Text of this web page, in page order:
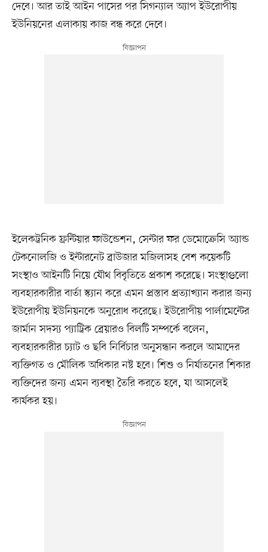
দেবে। আর তাই আইন পাসের পর সিগন্যাল অ্যাপ ইউরোপীয়
ইউনিয়নের এলাকায় কাজ বন্ধ করে দেবে।
ইলেকট্রনিক ফ্রন্টিয়ার ফাউন্ডেশন, সেন্টার ফর ডেমোক্রেসি অ্যান্ড
টেকনোলজি ও ইন্টারনেট ব্রাউজার মজিলাসহ বেশ কয়েকটি
সংস্থাও আইনটি নিয়ে যৌথ বিবৃতিতে প্রকাশ করেছে। সংস্থাগুলো
ব্যবহারকারীর বার্তা স্ক্যান করে এমন প্রস্তাব প্রত্যাখ্যান করার জন্য
ইউরোপীয় ইউনিয়নকে অনুরোধ করেছে। ইউরোপীয় পার্লামেন্টের
জার্মান সদস্য প্যাট্রিক ব্রেয়ারও বিলটি সম্পর্কে বলেন,
ব্যবহারকারীর চ্যাট ও ছবি নির্বিচার অনুসন্ধান করলে আমাদের
ব্যক্তিগত ও মৌলিক অধিকার নষ্ট হবে। শিশু ও নির্যাতনের শিকার
ব্যক্তিদের জন্য এমন ব্যবস্থা তৈরি করতে হবে, যা আসলেই
কার্যকর হয়।